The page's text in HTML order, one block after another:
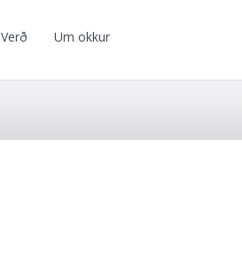
Verð Um okkur